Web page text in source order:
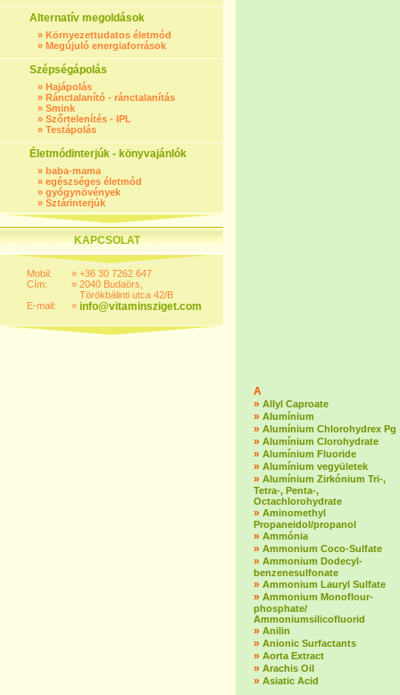
Alternatív megoldások
» Környezettudatos életmód
» Megújuló energiaforrások
Szépségápolás
» Hajápolás
» Ránctalanító - ránctalanítás
» Smink
» Szőrtelenítés - IPL
» Testápolás
Életmódinterjúk - könyvajánlók
» baba-mama
» egészséges életmód
» gyógynövények
» Sztárinterjúk
KAPCSOLAT
Mobil:
Cím:
E-mail:
»
»
»
+36 30 7262 647
2040 Budaörs,
Törökbálinti utca 42/B
info@vitaminsziget.com
A
» Allyl Caproate
» Alumínium
» Alumínium Chlorohydrex Pg
» Alumínium Clorohydrate
» Alumínium Fluoride
» Alumínium vegyületek
» Alumínium Zirkónium Tri-,
Tetra-, Penta-,
Octachlorohydrate
» Aminomethyl
Propaneidol/propanol
» Ammónia
» Ammonium Coco-Sulfate
» Ammonium Dodecyl-
benzenesulfonate
» Ammonium Lauryl Sulfate
» Ammonium Monoflour-
phosphate/
Ammoniumsilicofluorid
» Anilin
» Anionic Surfactants
» Aorta Extract
» Arachis Oil
» Asiatic Acid